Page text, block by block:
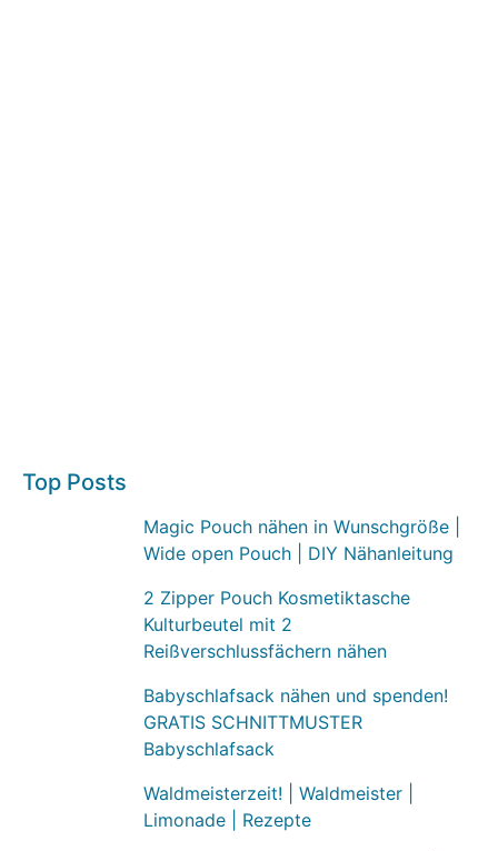
Top Posts
Magic Pouch nähen in Wunschgröße |
Wide open Pouch | DIY Nähanleitung
2 Zipper Pouch Kosmetiktasche
Kulturbeutel mit 2
Reißverschlussfächern nähen
Babyschlafsack nähen und spenden!
GRATIS SCHNITTMUSTER
Babyschlafsack
Waldmeisterzeit! | Waldmeister |
Limonade | Rezepte